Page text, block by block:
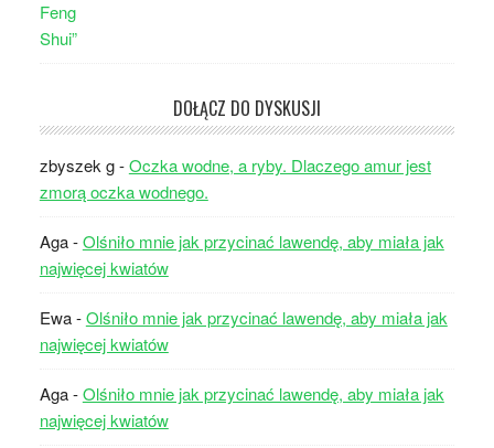
DOŁĄCZ DO DYSKUSJI
zbyszek g-Oczka wodne, a ryby. Dlaczego amur jest
zmorą oczka wodnego.
Aga-Olśniło mnie jak przycinać lawendę, aby miała jak
najwięcej kwiatów
Ewa-Olśniło mnie jak przycinać lawendę, aby miała jak
najwięcej kwiatów
Aga-Olśniło mnie jak przycinać lawendę, aby miała jak
najwięcej kwiatów